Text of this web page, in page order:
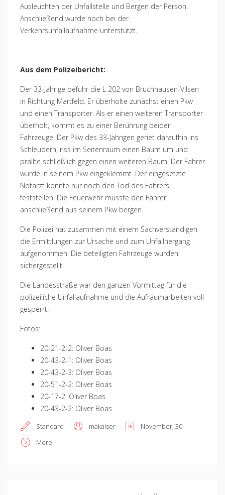
Ausleuchten der Unfallstelle und Bergen der Person.
Anschließend wurde noch bei der
Verkehrsunfallaufnahme unterstützt.
Aus dem Polizeibericht:
Der 33-Jährige befuhr die L 202 von Bruchhausen-Vilsen
in Richtung Martfeld. Er überholte zunächst einen Pkw
und einen Transporter. Als er einen weiteren Transporter
überholt, kommt es zu einer Berührung beider
Fahrzeuge. Der Pkw des 33-Jährigen geriet daraufhin ins
Schleudern, riss im Seitenraum einen Baum um und
prallte schließlich gegen einen weiteren Baum. Der Fahrer
wurde in seinem Pkw eingeklemmt. Der eingesetzte
Notarzt konnte nur noch den Tod des Fahrers
feststellen. Die Feuerwehr musste den Fahrer
anschließend aus seinem Pkw bergen.
Die Polizei hat zusammen mit einem Sachverständigen
die Ermittlungen zur Ursache und zum Unfallhergang
aufgenommen. Die beteiligten Fahrzeuge wurden
sichergestellt.
Die Landesstraße war den ganzen Vormittag für die
polizeiliche Unfallaufnahme und die Aufräumarbeiten voll
gesperrt.
Fotos:
20-21-2-2: Oliver Boas
20-43-2-1: Oliver Boas
20-43-2-3: Oliver Boas
20-51-2-2: Oliver Boas
20-17-2: Oliver Boas
20-43-2-2: Oliver Boas
Standard makaiser
November, 30
More